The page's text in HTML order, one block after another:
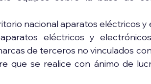
nacional aparatos eléctricos y
aparatos eléctricos y
de terceros no vinculados
que se realice con ánimo de